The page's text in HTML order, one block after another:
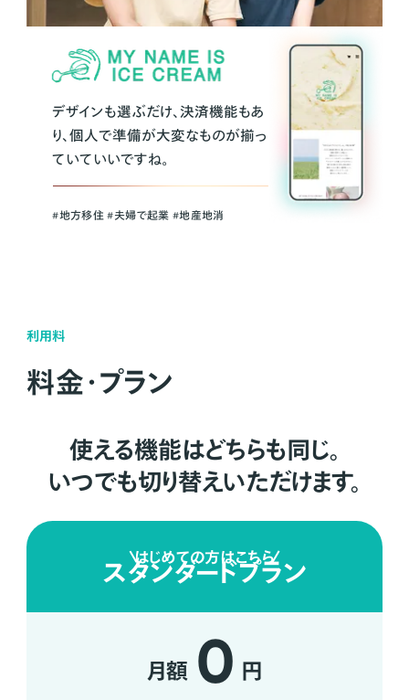
デザインも選ぶだけ、決済機能もあ
り、個人で準備が大変なものが揃っ
ていていいですね。
#地方移住 #夫婦で起業 #地産地消
利用料
料金・プラン
使える機能はどちらも同じ。
いつでも切り替えいただけます。
はじめての方はこちら
スタンダードプラン
月額 0 円